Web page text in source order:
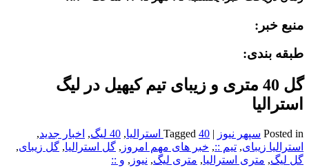
منبع خبر:
طبقه بندی:
گل 40 متری و زیبای تیم کیهیل در لیگ
استرالیا
Posted in سپهر نیوز |
Tagged 40 استرالیا , 40 لیگ , اخبار جدید,
استرالیا زیبای, تیم ::, خبر های مهم امروز , گل استرالیا, گل زیبای,
گل لیگ, متری استرالیا, متری لیگ, نیوز , و ::